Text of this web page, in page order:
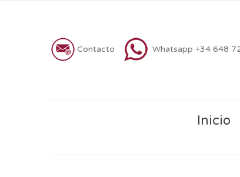
Contacto Whatsapp +34 648
Inicio